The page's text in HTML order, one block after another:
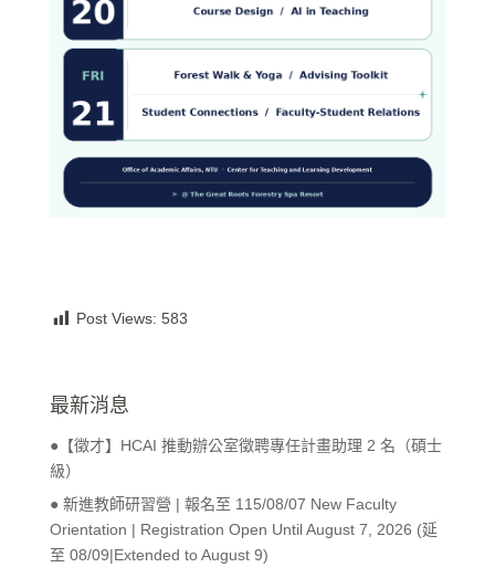
Post Views: 583
最新消息
●【徵才】HCAI 推動辦公室徵聘專任計畫助理 2 名（碩士
級）
● 新進教師研習營 | 報名至 115/08/07 New Faculty
Orientation | Registration Open Until August 7, 2026 (延
至 08/09|Extended to August 9)